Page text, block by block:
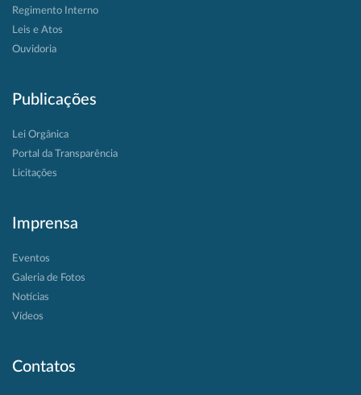
Regimento Interno
Leis e Atos
Ouvidoria
Publicações
Lei Orgânica
Portal da Transparência
Licitações
Imprensa
Eventos
Galeria de Fotos
Notícias
Vídeos
Contatos